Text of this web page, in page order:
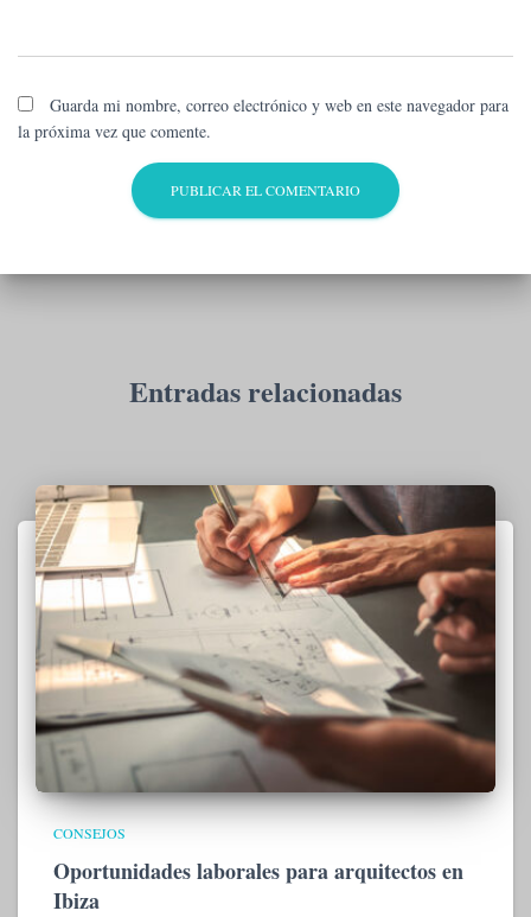
Guarda mi nombre, correo electrónico y web en este navegador para
la próxima vez que comente.
Entradas relacionadas
CONSEJOS
Oportunidades laborales para arquitectos en
Ibiza